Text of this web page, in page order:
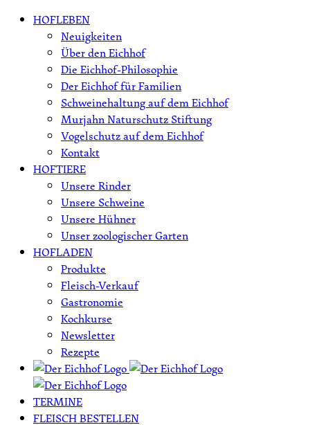
Skip HOFLEBEN
Neuigkeiten
Über den Eichhof
Die Eichhof-Philosophie
Der Eichhof für Familien
Schweinehaltung auf dem Eichhof
Murjahn Naturschutz Stiftung
Vogelschutz auf dem Eichhof
Kontakt
HOFTIERE
Unsere Rinder
Unsere Schweine
Unsere Hühner
Unser zoologischer Garten
HOFLADEN
Produkte
Fleisch-Verkauf
Gastronomie
Kochkurse
Newsletter
Rezepte
TERMINE
FLEISCH BESTELLEN